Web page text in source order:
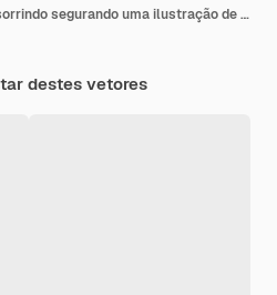
Macaquinho bonitinho sorrindo segurando uma ilustração de desenho de banana isolada
destes vetores